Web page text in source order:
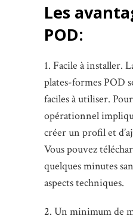
Les
POD:
1. Facile à installer.
plates-formes POD
faciles à utiliser.
opérationnel
créer un profil et
Vous pouvez
quelques minutes
aspects techniques.
2. Un minimum de